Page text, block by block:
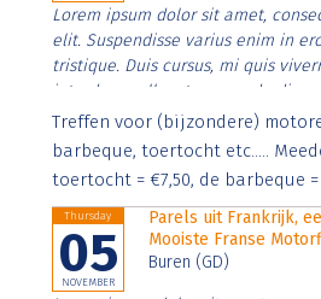
Lorem ipsum dolor sit amet,
elit. Suspendisse varius enim in
tristique. Duis cursus, mi quis
interdum nulla, ut commodo diam
Aenean faucibus nibh et justo
imperdiet. Nunc ut sem vitae risus
Treffen voor (bijzondere)
barbeque, toertocht etc.....
toertocht = €7,50, de barbeque =
Thursday
05
NOVEMBER
Parels uit Frankrijk,
Mooiste Franse
Buren (GD)